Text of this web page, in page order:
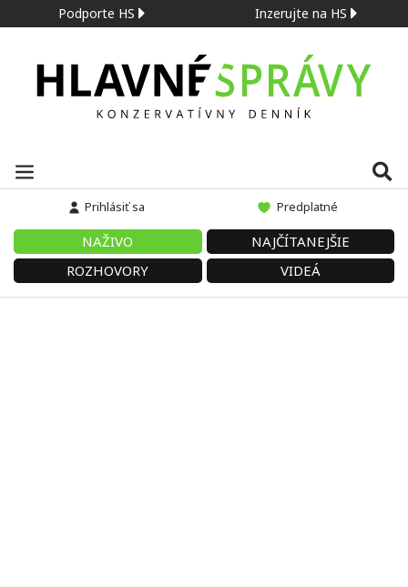
Podporte HS Inzerujte na HS
Prihlásiť sa Predplatné
NAŽIVO
NAJČÍTANEJŠIE
ROZHOVORY
VIDEÁ